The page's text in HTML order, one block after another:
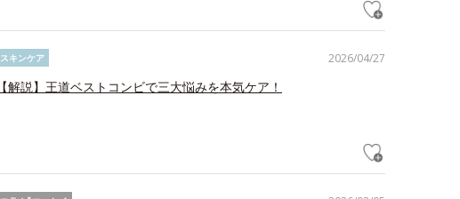
2026/04/27
スキンケア
【解説】王道ベストコンビで三大悩みを本気ケア！